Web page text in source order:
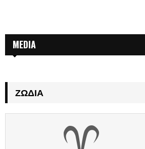
MEDIA
ΖΏΔΙΑ